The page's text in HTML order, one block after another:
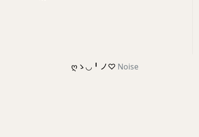
ღゝ◡╹ノ♡ Noise